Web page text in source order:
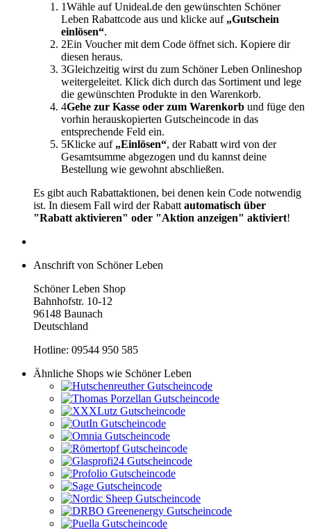
1Wähle auf Unideal.de den gewünschten Schöner
Leben Rabattcode aus und klicke auf „Gutschein
einlösen“.
2Ein Voucher mit dem Code öffnet sich. Kopiere dir
diesen heraus.
3Gleichzeitig wirst du zum Schöner Leben Onlineshop
weitergeleitet. Klick dich durch das Sortiment und lege
die gewünschten Produkte in den Warenkorb.
4Gehe zur Kasse oder zum Warenkorb und füge den
vorhin herauskopierten Gutscheincode in das
entsprechende Feld ein.
5Klicke auf „Einlösen“, der Rabatt wird von der
Gesamtsumme abgezogen und du kannst deine
Bestellung wie gewohnt abschließen.
Es gibt auch Rabattaktionen, bei denen kein Code notwendig
ist. In diesem Fall wird der Rabatt automatisch über
"Rabatt aktivieren" oder "Aktion anzeigen" aktiviert!
Anschrift von Schöner Leben
Schöner Leben Shop
Bahnhofstr. 10-12
96148 Baunach
Deutschland
Hotline: 09544 950 585
Ähnliche Shops wie Schöner Leben